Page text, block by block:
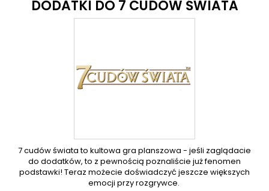
DODATKI DO 7 CUDÓW ŚWIATA
7 cudów świata to kultowa gra planszowa - jeśli zaglądacie
do dodatków, to z pewnością poznaliście już fenomen
podstawki! Teraz możecie doświadczyć jeszcze większych
emocji przy rozgrywce.